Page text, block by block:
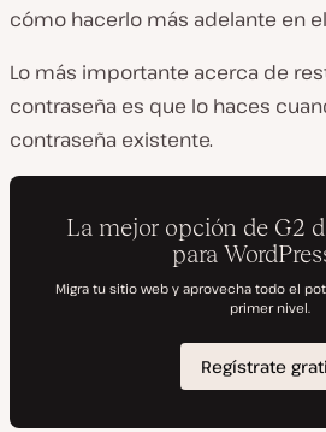
cómo hacerlo más adelante en
Lo más importante acerca de
contraseña es que lo haces
contraseña existente.